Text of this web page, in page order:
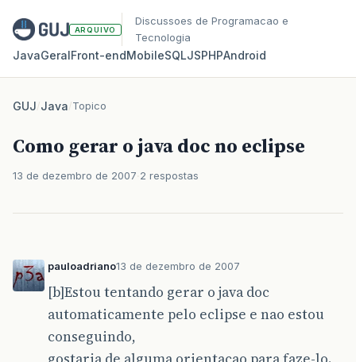
ARQUIVO
Discussoes de Programacao e
Tecnologia
JavaGeralFront‑endMobileSQLJSPHPAndroid
GUJ/Java/Topico
Como gerar o java doc no eclipse
13 de dezembro de 2007 2 respostas
pauloadriano13 de dezembro de 2007
[b]Estou tentando gerar o java doc
automaticamente pelo eclipse e nao estou
conseguindo,